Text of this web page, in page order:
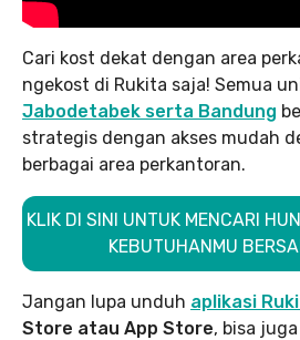
Cari kost dekat dengan area
ngekost di Rukita saja! Semua
Jabodetabek serta Bandung
strategis dengan akses mudah
berbagai area perkantoran.
KLIK DI SINI UNTUK MENCARI
KEBUTUHANMU
Jangan lupa unduh aplikasi
Store atau App Store, bisa